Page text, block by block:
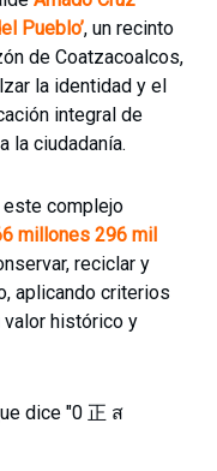
Pueblo’, un recinto
de Coatzacoalcos,
la identidad y el
integral de
la ciudadanía.
este complejo
millones 296 mil
reciclar y
aplicando criterios
histórico y